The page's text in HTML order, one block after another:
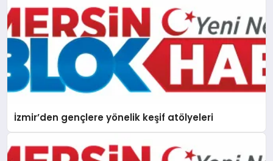
İzmir’den gençlere yönelik keşif atölyeleri